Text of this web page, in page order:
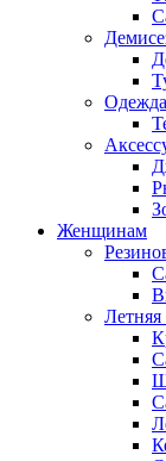
Женщинам
Летняя